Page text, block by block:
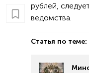
рублей,
ведомства.
Статья по теме: